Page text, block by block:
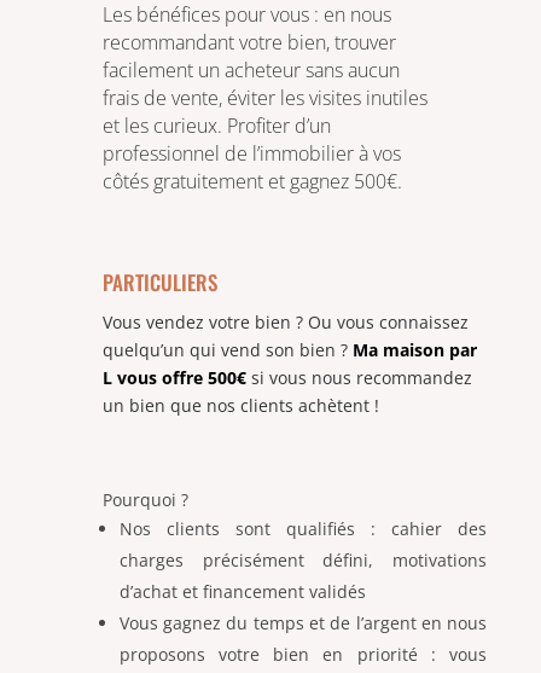
Les bénéfices pour vous : en nous
recommandant votre bien, trouver
facilement un acheteur sans aucun
frais de vente, éviter les visites inutiles
et les curieux. Profiter d’un
professionnel de l’immobilier à vos
côtés gratuitement et gagnez 500€.
PARTICULIERS
Vous vendez votre bien ? Ou vous connaissez
quelqu’un qui vend son bien ? Ma maison par
L vous offre 500€si vous nous recommandez
un bien que nos clients achètent !
Pourquoi ?
Nos clients sont qualifiés : cahier des
charges précisément défini, motivations
d’achat et financement validés
Vous gagnez du temps et de l’argent en nous
proposons votre bien en priorité : vous